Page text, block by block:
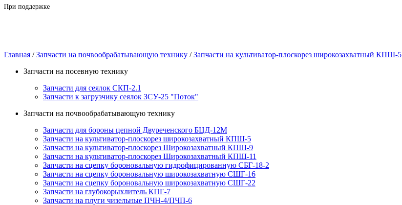
При поддержке
Главная /Запчасти на почвообрабатывающую технику /Запчасти на культиватор-плоскорез широкозахватный КПШ-5
Запчасти на посевную технику
Запчасти для сеялок СКП-2.1
Запчасти к загрузчику сеялок ЗСУ-25 "Поток"
Запчасти на почвообрабатывающую технику
Запчасти для бороны цепной Двуреченского БЦД-12М
Запчасти на культиватор-плоскорез широкозахватный КПШ-5
Запчасти на культиватор-плоскорез Широкозахватный КПШ-9
Запчасти на культиватор-плоскорез Широкозахватный КПШ-11
Запчасти на сцепку бороновальную гидрофицированную СБГ-18-2
Запчасти на сцепку бороновальную широкозахватную СШГ-16
Запчасти на сцепку бороновальную широкозахватную СШГ-22
Запчасти на глубокорыхлитель КПГ-7
Запчасти на плуги чизельные ПЧН-4/ПЧП-6